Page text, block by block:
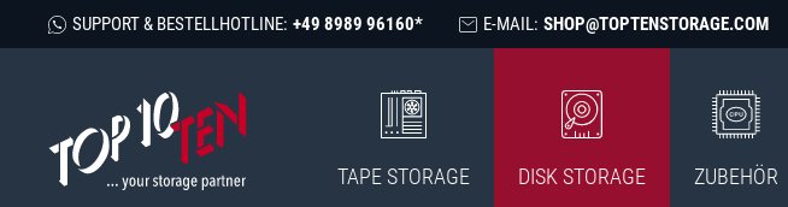
SUPPORT & BESTELLHOTLINE: +49 8989 96160* E-MAIL: SHOP@TOPTENSTORAGE.COM
TAPE STORAGE DISK STORAGE ZUBEHÖR